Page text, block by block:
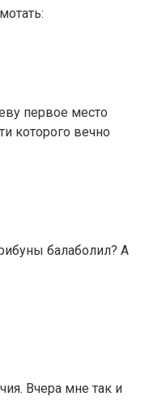
первое место
которого вечно
балаболил? А
Вчера мне так и